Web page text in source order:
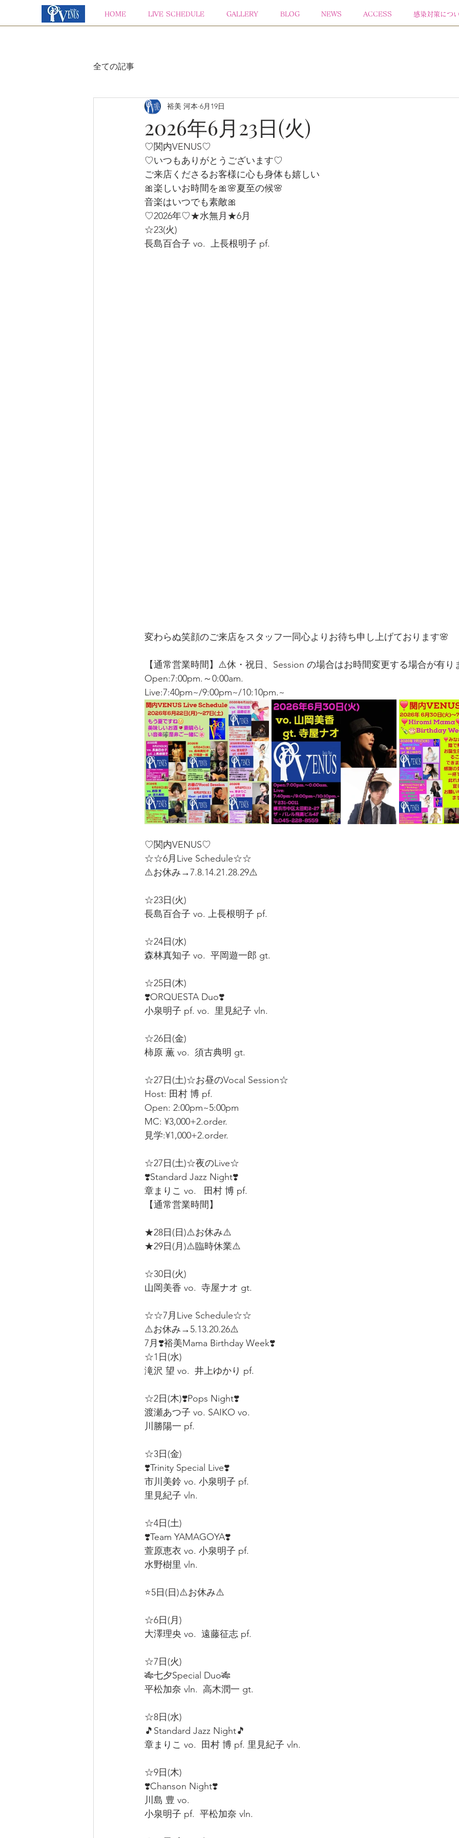
HOME LIVE SCHEDULE GALLERY BLOG NEWS ACCESS 感染対策につ
全ての記事
2026年6月23日(火)
裕美 河本 6月19日
♡関内VENUS♡
♡いつもありがとうございます♡
ご来店くださるお客様に心も身体も嬉しい
🎀楽しいお時間を🎀🌸夏至の候🌸
音楽はいつでも素敵🎀
♡2026年♡★水無月★6月
☆23(火)
長島百合子 vo.  上長根明子 pf.
変わらぬ笑顔のご来店をスタッフ一同心よりお待ち申し上げております🌸
【通常営業時間】⚠️休・祝日、Session の場合はお時間変更する場合が有
Open:7:00pm.～0:00am.
Live:7:40pm~/9:00pm~/10:10pm.~
♡関内VENUS♡
☆☆6月Live Schedule☆☆
⚠️お休み→7.8.14.21.28.29⚠️
☆23日(火)
長島百合子 vo. 上長根明子 pf.
☆24日(水)
森林真知子 vo.  平岡遊一郎 gt.
☆25日(木)
❣️ORQUESTA Duo❣️
小泉明子 pf. vo.  里見紀子 vln.
☆26日(金)
柿原 薫 vo.  須古典明 gt.
☆27日(土)☆お昼のVocal Session☆
Host: 田村 博 pf.
Open: 2:00pm~5:00pm
MC: ¥3,000+2.order.
見学:¥1,000+2.order.
☆27日(土)☆夜のLive☆
❣️Standard Jazz Night❣️
章まりこ vo.   田村 博 pf.
【通常営業時間】
★28日(日)⚠️お休み⚠️
★29日(月)⚠️臨時休業⚠️
☆30日(火)
山岡美香 vo.  寺屋ナオ gt.
☆☆7月Live Schedule☆☆
⚠️お休み→5.13.20.26⚠️
7月❣️裕美Mama Birthday Week❣️
☆1日(水)
滝沢 望 vo.  井上ゆかり pf.
☆2日(木)❣️Pops Night❣️
渡瀬あつ子 vo. SAIKO vo.
川勝陽一 pf.
☆3日(金)
❣️Trinity Special Live❣️
市川美鈴 vo. 小泉明子 pf.
里見紀子 vln.
☆4日(土)
❣️Team YAMAGOYA❣️
萱原恵衣 vo. 小泉明子 pf.
水野樹里 vln.
⭐5日(日)⚠️お休み⚠️
☆6日(月)
大澤理央 vo.  遠藤征志 pf.
☆7日(火)
🎋七夕Special Duo🎋
平松加奈 vln.  高木潤一 gt.
☆8日(水)
🎵Standard Jazz Night🎵
章まりこ vo.  田村 博 pf. 里見紀子 vln.
☆9日(木)
❣️Chanson Night❣️
川島 豊 vo.
小泉明子 pf.  平松加奈 vln.